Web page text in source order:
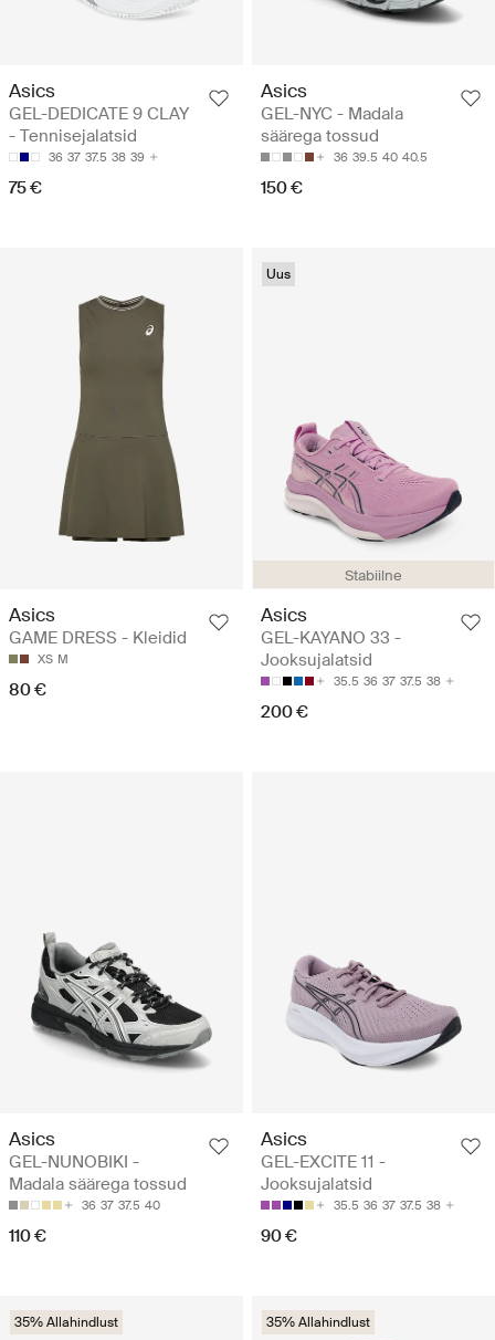
Asics
GEL-DEDICATE 9 CLAY
- Tennisejalatsid
36 37 37.5 38 39
75 €
Asics
GEL-NYC - Madala
säärega tossud
36 39.5 40 40.5
150 €
Asics
GAME DRESS - Kleidid
XS M
80 €
Stabiilne
Uus
Asics
GEL-KAYANO 33 -
Jooksujalatsid
35.5 36 37 37.5 38
200 €
Asics
GEL-NUNOBIKI -
Madala säärega tossud
36 37 37.5 40
110 €
Asics
GEL-EXCITE 11 -
Jooksujalatsid
35.5 36 37 37.5 38
90 €
35% Allahindlust 35% Allahindlust